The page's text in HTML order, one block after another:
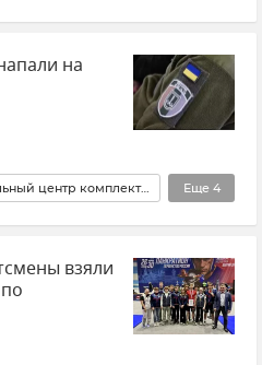
на
Еще 4
ТЦК на Украине (территориальный центр комплектования)
Новости
взяли